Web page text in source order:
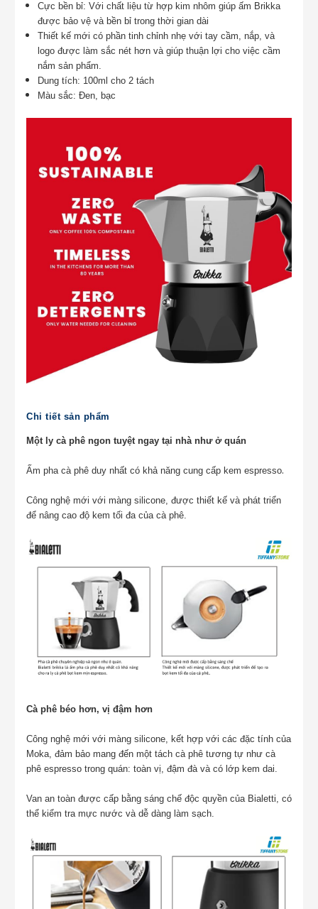
Cực bền bỉ: Với chất liệu từ hợp kim nhôm giúp ấm Brikka
được bảo vệ và bền bỉ trong thời gian dài
Thiết kế mới có phần tinh chỉnh nhẹ với tay cầm, nắp, và
logo được làm sắc nét hơn và giúp thuận lợi cho việc cầm
nắm sản phẩm.
Dung tích: 100ml cho 2 tách
Màu sắc: Đen, bạc
Chi tiết sản phẩm
Một ly cà phê ngon tuyệt ngay tại nhà như ở quán
Ấm pha cà phê duy nhất có khả năng cung cấp kem espresso.
Công nghệ mới với màng silicone, được thiết kế và phát triển
để nâng cao độ kem tối đa của cà phê.
Cà phê béo hơn, vị đậm hơn
Công nghệ mới với màng silicone, kết hợp với các đặc tính của
Moka, đảm bảo mang đến một tách cà phê tương tự như cà
phê espresso trong quán: toàn vị, đậm đà và có lớp kem dai.
Van an toàn được cấp bằng sáng chế độc quyền của Bialetti, có
thể kiểm tra mực nước và dễ dàng làm sạch.